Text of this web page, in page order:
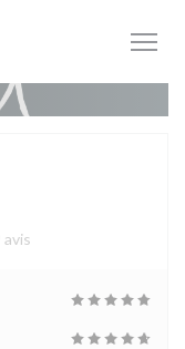
cookies